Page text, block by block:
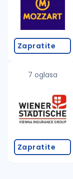
Zapratite
7 oglasa
Zapratite